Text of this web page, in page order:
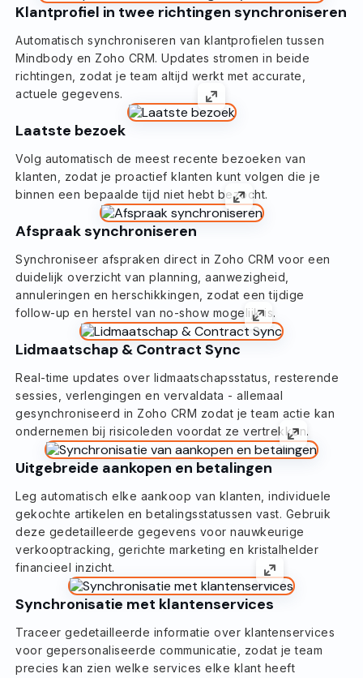
Klantprofiel in twee richtingen synchroniseren
Automatisch synchroniseren van klantprofielen tussen
Mindbody en Zoho CRM. Updates stromen in beide
richtingen, zodat je team altijd werkt met accurate,
actuele gegevens.
Laatste bezoek
Volg automatisch de meest recente bezoeken van
klanten, zodat je proactief klanten kunt volgen die je
binnen een bepaalde tijd niet hebt bezocht.
Afspraak synchroniseren
Synchroniseer afspraken direct in Zoho CRM voor een
duidelijk overzicht van planning, aanwezigheid,
annuleringen en herschikkingen, zodat een tijdige
follow-up en herstel van no-show mogelijk is.
Lidmaatschap & Contract Sync
Real-time updates over lidmaatschapsstatus, resterende
sessies, verlengingen en vervaldata - allemaal
gesynchroniseerd in Zoho CRM zodat je team actie kan
ondernemen bij risicoleden voordat ze vertrekken.
Uitgebreide aankopen en betalingen
Leg automatisch elke aankoop van klanten, individuele
gekochte artikelen en betalingsstatussen vast. Gebruik
deze gedetailleerde gegevens voor nauwkeurige
verkooptracking, gerichte marketing en kristalhelder
financieel inzicht.
Synchronisatie met klantenservices
Traceer gedetailleerde informatie over klantenservices
voor gepersonaliseerde communicatie, zodat je team
precies kan zien welke services elke klant heeft